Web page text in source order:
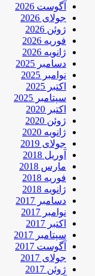
آگوست 2026
جولای 2026
ژوئن 2026
فوریه 2026
ژانویه 2026
دسامبر 2025
نوامبر 2025
اکتبر 2025
سپتامبر 2025
اکتبر 2020
ژوئن 2020
ژانویه 2020
جولای 2019
آوریل 2018
مارس 2018
فوریه 2018
ژانویه 2018
دسامبر 2017
نوامبر 2017
اکتبر 2017
سپتامبر 2017
آگوست 2017
جولای 2017
ژوئن 2017